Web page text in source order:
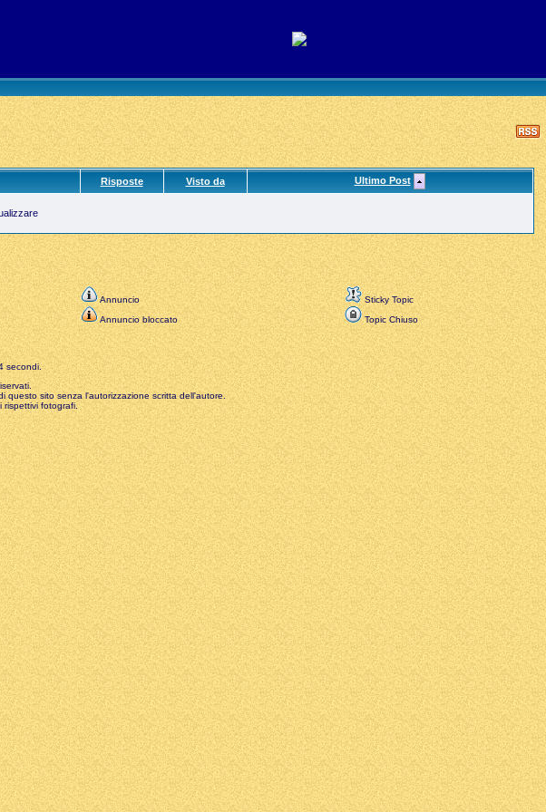
Risposte Visto da Ultimo Post
Annuncio
Sticky Topic
Annuncio bloccato Topic Chiuso
secondi.
sito senza l'autorizzazione scritta dell'autore.
rispettivi fotografi.